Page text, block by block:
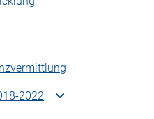
2022